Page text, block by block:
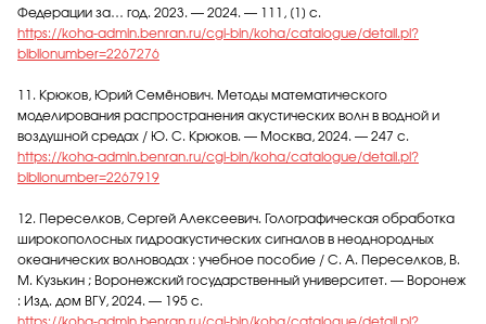
Федерации за… год. 2023. — 2024. — 111, [1] с.
https://koha-admin.benran.ru/cgi-bin/koha/catalogue/detail.pl?
biblionumber=2267276
11. Крюков, Юрий Семёнович. Методы математического
моделирования распространения акустических волн в водной и
воздушной средах / Ю. С. Крюков. — Москва, 2024. — 247 с.
https://koha-admin.benran.ru/cgi-bin/koha/catalogue/detail.pl?
biblionumber=2267919
12. Переселков, Сергей Алексеевич. Голографическая обработка
широкополосных гидроакустических сигналов в неоднородных
океанических волноводах : учебное пособие / С. А. Переселков, В.
М. Кузькин ; Воронежский государственный университет. — Воронеж
: Изд. дом ВГУ, 2024. — 195 с.